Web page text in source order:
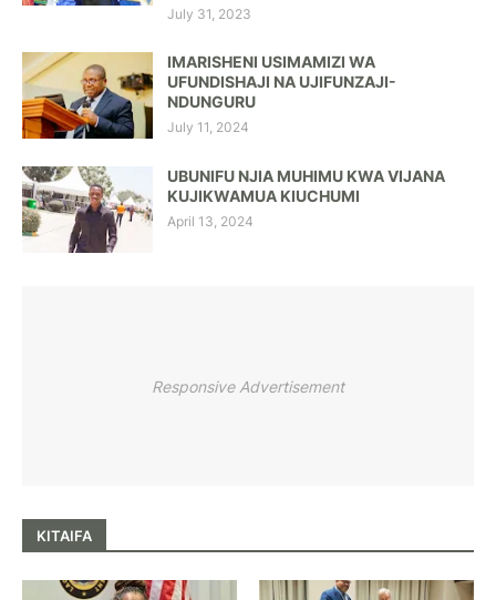
July 31, 2023
IMARISHENI USIMAMIZI WA
UFUNDISHAJI NA UJIFUNZAJI-
NDUNGURU
July 11, 2024
UBUNIFU NJIA MUHIMU KWA VIJANA
KUJIKWAMUA KIUCHUMI
April 13, 2024
Responsive Advertisement
KITAIFA